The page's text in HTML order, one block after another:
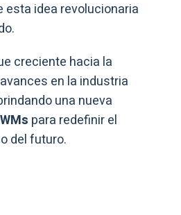
esta idea revolucionaria
creciente hacia la
en la industria
una nueva
para redefinir el
del futuro.